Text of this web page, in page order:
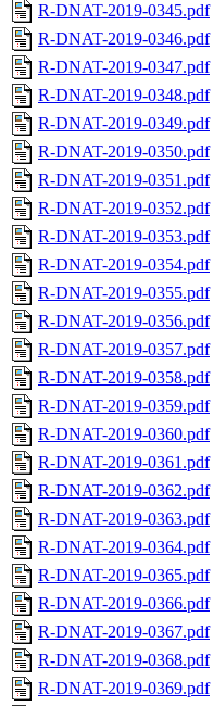
R-DNAT-2019-0345.pdf
R-DNAT-2019-0346.pdf
R-DNAT-2019-0347.pdf
R-DNAT-2019-0348.pdf
R-DNAT-2019-0349.pdf
R-DNAT-2019-0350.pdf
R-DNAT-2019-0351.pdf
R-DNAT-2019-0352.pdf
R-DNAT-2019-0353.pdf
R-DNAT-2019-0354.pdf
R-DNAT-2019-0355.pdf
R-DNAT-2019-0356.pdf
R-DNAT-2019-0357.pdf
R-DNAT-2019-0358.pdf
R-DNAT-2019-0359.pdf
R-DNAT-2019-0360.pdf
R-DNAT-2019-0361.pdf
R-DNAT-2019-0362.pdf
R-DNAT-2019-0363.pdf
R-DNAT-2019-0364.pdf
R-DNAT-2019-0365.pdf
R-DNAT-2019-0366.pdf
R-DNAT-2019-0367.pdf
R-DNAT-2019-0368.pdf
R-DNAT-2019-0369.pdf